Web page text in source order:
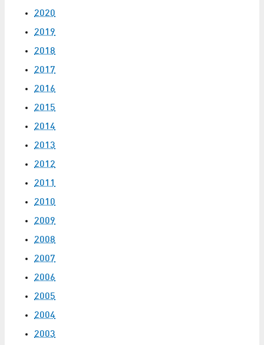
2020
2019
2018
2017
2016
2015
2014
2013
2012
2011
2010
2009
2008
2007
2006
2005
2004
2003